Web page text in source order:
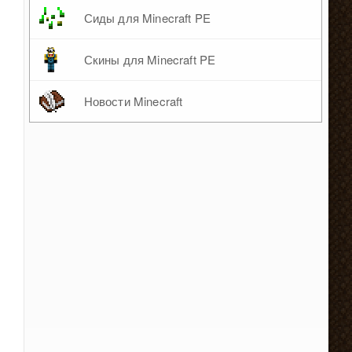
Сиды для Minecraft PE
Скины для Minecraft PE
Новости Minecraft